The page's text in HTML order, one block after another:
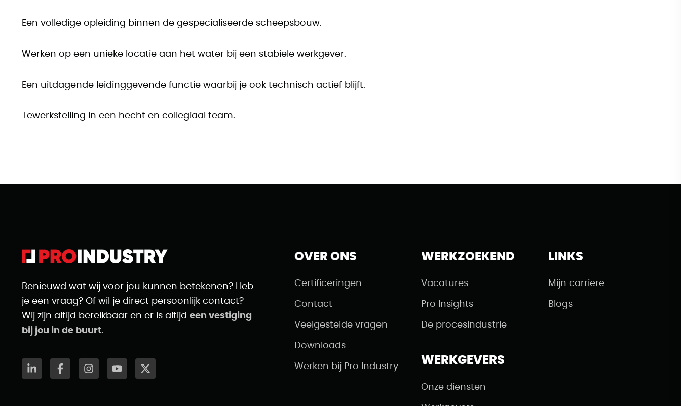
Een volledige opleiding binnen de gespecialiseerde scheepsbouw.
Werken op een unieke locatie aan het water bij een stabiele werkgever.
Een uitdagende leidinggevende functie waarbij je ook technisch actief blijft.
Tewerkstelling in een hecht en collegiaal team.
Benieuwd wat wij voor jou kunnen betekenen? Heb
je een vraag? Of wil je direct persoonlijk contact?
Wij zijn altijd bereikbaar en er is altijd een vestiging
bij jou in de buurt.
OVER ONS
Certificeringen
Contact
Veelgestelde vragen
Downloads
Werken bij Pro Industry
WERKZOEKEND
Vacatures
Pro Insights
De procesindustrie
WERKGEVERS
Onze diensten
LINKS
Mijn carriere
Blogs